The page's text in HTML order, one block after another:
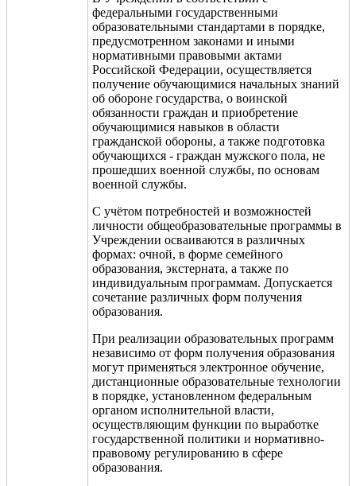
федеральными государственными
образовательными стандартами в порядке,
предусмотренном законами и иными
нормативными правовыми актами
Российской Федерации, осуществляется
получение обучающимися начальных знаний
об обороне государства, о воинской
обязанности граждан и приобретение
обучающимися навыков в области
гражданской обороны, а также подготовка
обучающихся - граждан мужского пола, не
прошедших военной службы, по основам
военной службы.
С учётом потребностей и возможностей
личности общеобразовательные программы в
Учреждении осваиваются в различных
формах: очной, в форме семейного
образования, экстерната, а также по
индивидуальным программам. Допускается
сочетание различных форм получения
образования.
При реализации образовательных программ
независимо от форм получения образования
могут применяться электронное обучение,
дистанционные образовательные технологии
в порядке, установленном федеральным
органом исполнительной власти,
осуществляющим функции по выработке
государственной политики и нормативно-
правовому регулированию в сфере
образования.